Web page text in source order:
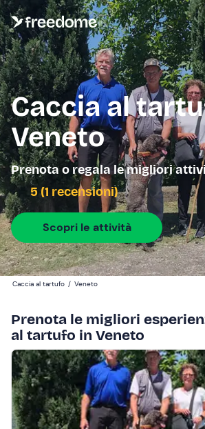
Caccia al
Veneto
Prenota o regala le migliori
5 (1 recensioni)
Scopri le attività
Caccia al tartufo / Veneto
Prenota le migliori
al tartufo in Veneto